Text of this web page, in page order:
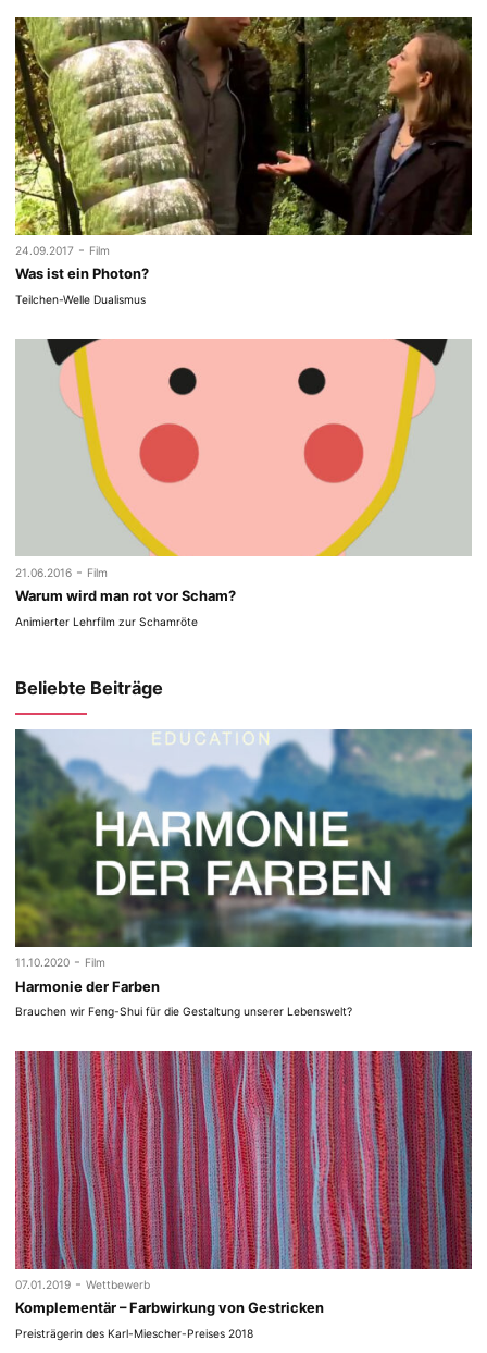
24.09.2017 - Film
Was ist ein Photon?
Teilchen-Welle Dualismus
21.06.2016 - Film
Warum wird man rot vor Scham?
Animierter Lehrfilm zur Schamröte
Beliebte Beiträge
11.10.2020 - Film
Harmonie der Farben
Brauchen wir Feng-Shui für die Gestaltung unserer Lebenswelt?
07.01.2019 - Wettbewerb
Komplementär – Farbwirkung von Gestricken
Preisträgerin des Karl-Miescher-Preises 2018